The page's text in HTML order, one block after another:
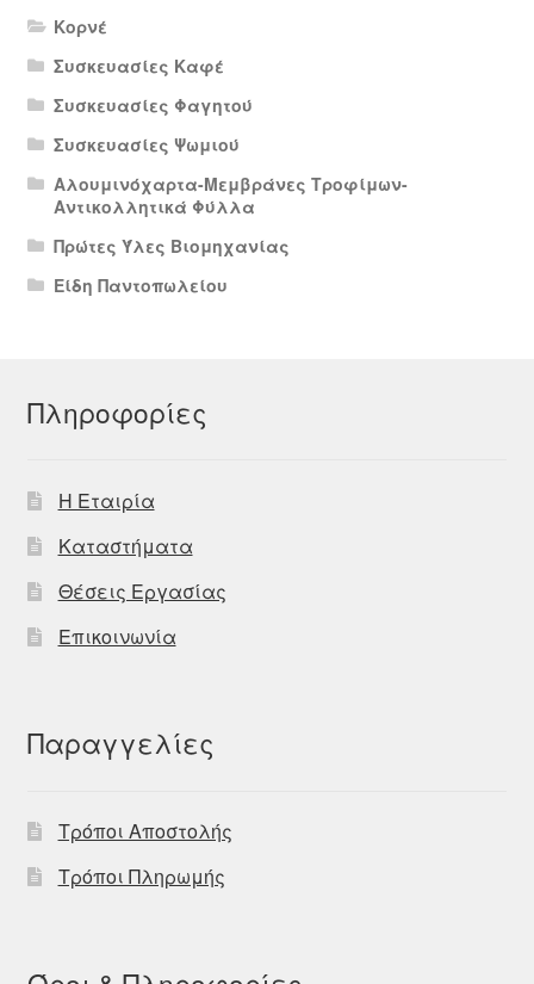
Κορνέ
Συσκευασίες Καφέ
Συσκευασίες Φαγητού
Συσκευασίες Ψωμιού
Αλουμινόχαρτα-Μεμβράνες Τροφίμων-
Αντικολλητικά Φύλλα
Πρώτες Ύλες Βιομηχανίας
Είδη Παντοπωλείου
Πληροφορίες
Η Εταιρία
Καταστήματα
Θέσεις Εργασίας
Επικοινωνία
Παραγγελίες
Τρόποι Αποστολής
Τρόποι Πληρωμής